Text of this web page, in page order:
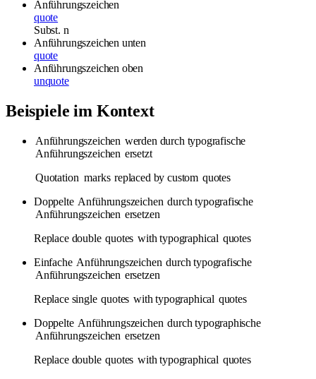
Anführungszeichen
quote
Subst. n
Anführungszeichen unten
quote
Anführungszeichen oben
unquote
Beispiele im Kontext
Anführungszeichen werden durch typografische
Anführungszeichen ersetzt
Quotation marks replaced by custom quotes
Doppelte Anführungszeichen durch typografische
Anführungszeichen ersetzen
Replace double quotes with typographical quotes
Einfache Anführungszeichen durch typografische
Anführungszeichen ersetzen
Replace single quotes with typographical quotes
Doppelte Anführungszeichen durch typographische
Anführungszeichen ersetzen
Replace double quotes with typographical quotes